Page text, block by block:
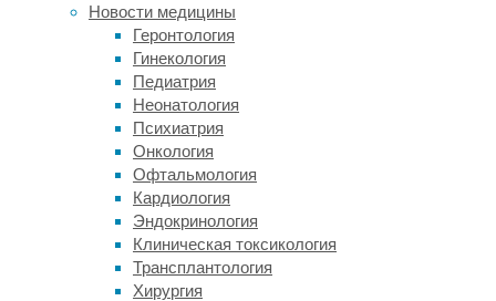
Новости медицины
Геронтология
Гинекология
Педиатрия
Неонатология
Психиатрия
Онкология
Офтальмология
Кардиология
Эндокринология
Клиническая токсикология
Трансплантология
Хирургия
ослепительно
белой.
Долгое
время
зоологи
пытались
объяснить
этот
парадокс.
Одна
гипотеза
предполагала,